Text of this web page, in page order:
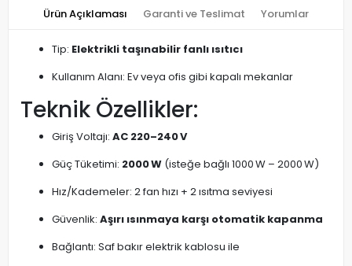
Ürün Açıklaması Garanti ve Teslimat Yorumlar
Tip: Elektrikli taşınabilir fanlı ısıtıcı
Kullanım Alanı: Ev veya ofis gibi kapalı mekanlar
Teknik Özellikler:
Giriş Voltajı: AC 220–240 V
Güç Tüketimi: 2000 W (isteğe bağlı 1000 W – 2000 W)
Hız/Kademeler: 2 fan hızı + 2 ısıtma seviyesi
Güvenlik: Aşırı ısınmaya karşı otomatik kapanma
Bağlantı: Saf bakır elektrik kablosu ile